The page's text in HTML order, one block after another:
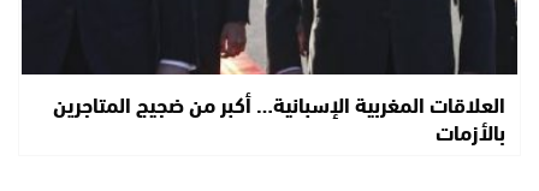
العلاقات المغربية الإسبانية… أكبر من ضجيج المتاجرين
بالأزمات